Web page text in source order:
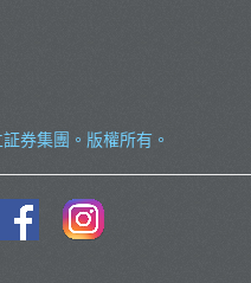
券集團 。版權所有。